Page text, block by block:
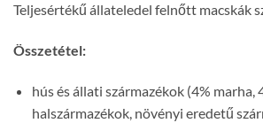
Teljesértékű állateledel felnőtt macskák
Összetétel:
hús és állati származékok (4% marha,
halszármazékok, növényi eredetű